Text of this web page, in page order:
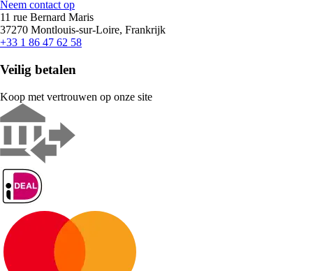
Neem contact op
11 rue Bernard Maris
37270 Montlouis-sur-Loire, Frankrijk
+33 1 86 47 62 58
Veilig betalen
Koop met vertrouwen op onze site